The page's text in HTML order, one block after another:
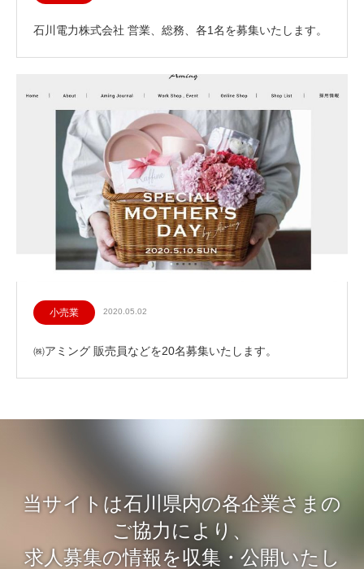
石川電力株式会社 営業、総務、各1名を募集いたします。
小売業 2020.05.02
㈱アミング 販売員などを20名募集いたします。
当サイトは石川県内の各企業さまの
ご協力により、
求人募集の情報を収集・公開いたし